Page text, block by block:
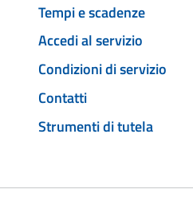
Tempi e scadenze
Accedi al servizio
Condizioni di servizio
Contatti
Strumenti di tutela